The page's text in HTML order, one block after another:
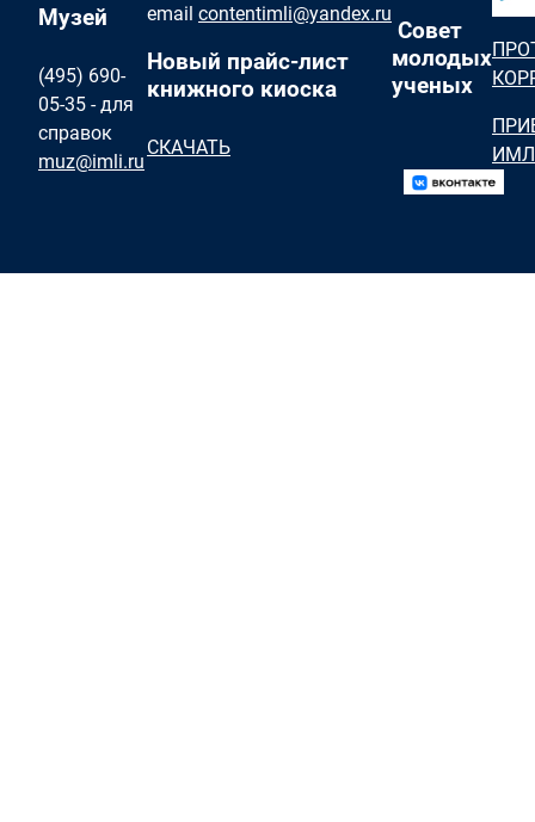
Музей
(495) 690-
05-35 - для
справок
muz@imli.ru
email contentimli@yandex.ru
Новый прайс-лист
книжного киоска
СКАЧАТЬ
Совет
молодых
ученых